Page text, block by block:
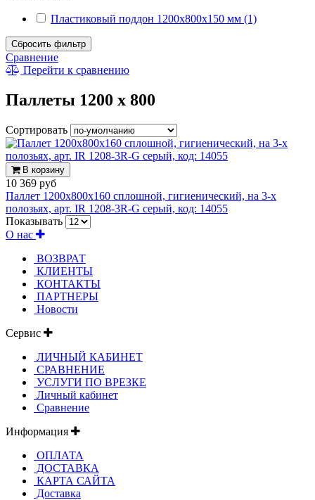
Пластиковый поддон 1200x800x150 мм (1)
Сбросить фильтр
Сравнение
Перейти к сравнению
Паллеты 1200 х 800
Сортировать
В корзину
10 369 руб
Паллет 1200x800х160 сплошной, гигиенический, на 3-х
полозьях, арт. IR 1208-3R-G серый, код: 14055
Показывать
О нас
ВОЗВРАТ
КЛИЕНТЫ
КОНТАКТЫ
ПАРТНЕРЫ
Новости
Сервис
ЛИЧНЫЙ КАБИНЕТ
СРАВНЕНИЕ
УСЛУГИ ПО ВРЕЗКЕ
Личный кабинет
Сравнение
Информация
ОПЛАТА
ДОСТАВКА
КАРТА САЙТА
Доставка